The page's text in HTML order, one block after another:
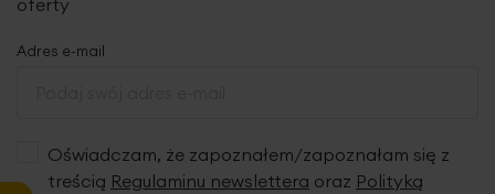
oferty
Adres e-mail
Oświadczam, że zapoznałem/zapoznałam się z
treścią Regulaminu newslettera oraz Polityką